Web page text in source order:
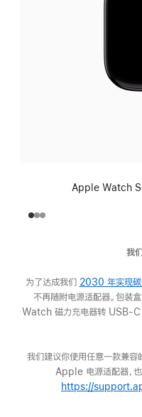
Apple Watch
我
为了达成我们 2030 年实现碳
不再随附电源适配器。包
Watch 磁力充电器转 USB-C
我们建议你使用任意一款兼
Apple 电源适配器，也
https://